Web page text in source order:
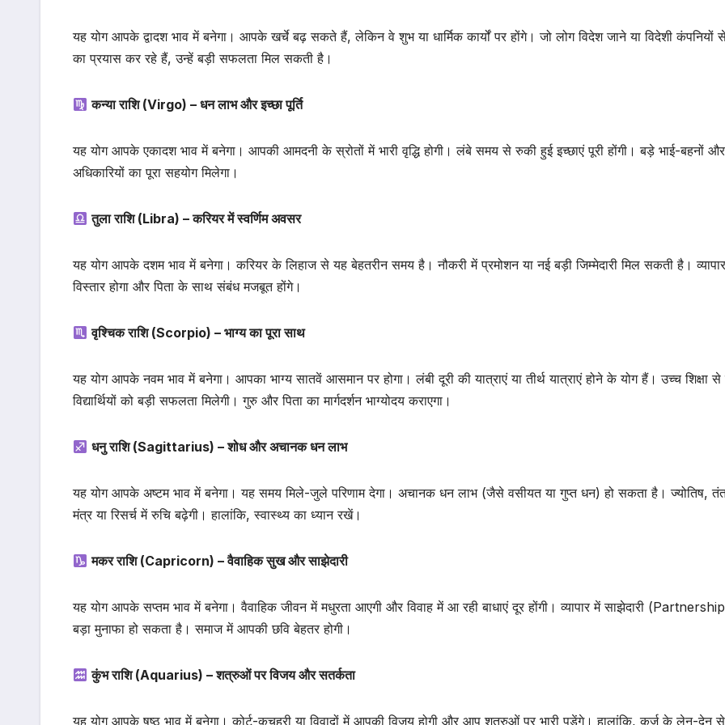
यह योग आपके द्वादश भाव में बनेगा। आपके खर्चे बढ़ सकते हैं, लेकिन वे शुभ या धार्मिक कार्यों पर होंगे। जो लोग विदेश जाने या विदेशी
का प्रयास कर रहे हैं, उन्हें बड़ी सफलता मिल सकती है।
कन्या राशि (Virgo) – धन लाभ और इच्छा पूर्ति
यह योग आपके एकादश भाव में बनेगा। आपकी आमदनी के स्रोतों में भारी वृद्धि होगी। लंबे समय से रुकी हुई इच्छाएं पूरी होंगी। बड़े भाई-बहनों
अधिकारियों का पूरा सहयोग मिलेगा।
तुला राशि (Libra) – करियर में स्वर्णिम अवसर
यह योग आपके दशम भाव में बनेगा। करियर के लिहाज से यह बेहतरीन समय है। नौकरी में प्रमोशन या नई बड़ी जिम्मेदारी मिल सकती है।
विस्तार होगा और पिता के साथ संबंध मजबूत होंगे।
वृश्चिक राशि (Scorpio) – भाग्य का पूरा साथ
यह योग आपके नवम भाव में बनेगा। आपका भाग्य सातवें आसमान पर होगा। लंबी दूरी की यात्राएं या तीर्थ यात्राएं होने के योग हैं। उच्च शिक्षा
विद्यार्थियों को बड़ी सफलता मिलेगी। गुरु और पिता का मार्गदर्शन भाग्योदय कराएगा।
धनु राशि (Sagittarius) – शोध और अचानक धन लाभ
यह योग आपके अष्टम भाव में बनेगा। यह समय मिले-जुले परिणाम देगा। अचानक धन लाभ (जैसे वसीयत या गुप्त धन) हो सकता है। ज्योतिष,
मंत्र या रिसर्च में रुचि बढ़ेगी। हालांकि, स्वास्थ्य का ध्यान रखें।
मकर राशि (Capricorn) – वैवाहिक सुख और साझेदारी
यह योग आपके सप्तम भाव में बनेगा। वैवाहिक जीवन में मधुरता आएगी और विवाह में आ रही बाधाएं दूर होंगी। व्यापार में साझेदारी
बड़ा मुनाफा हो सकता है। समाज में आपकी छवि बेहतर होगी।
कुंभ राशि (Aquarius) – शत्रुओं पर विजय और सतर्कता
यह योग आपके षष्ठ भाव में बनेगा। कोर्ट-कचहरी या विवादों में आपकी विजय होगी और आप शत्रुओं पर भारी पड़ेंगे। हालांकि, कर्ज के लेन-देन